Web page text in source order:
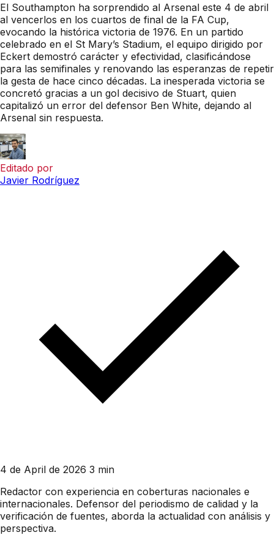
El Southampton ha sorprendido al Arsenal este 4 de abril
al vencerlos en los cuartos de final de la FA Cup,
evocando la histórica victoria de 1976. En un partido
celebrado en el St Mary’s Stadium, el equipo dirigido por
Eckert demostró carácter y efectividad, clasificándose
para las semifinales y renovando las esperanzas de repetir
la gesta de hace cinco décadas. La inesperada victoria se
concretó gracias a un gol decisivo de Stuart, quien
capitalizó un error del defensor Ben White, dejando al
Arsenal sin respuesta.
Editado por
Javier Rodríguez
4 de April de 2026 3 min
Redactor con experiencia en coberturas nacionales e
internacionales. Defensor del periodismo de calidad y la
verificación de fuentes, aborda la actualidad con análisis y
perspectiva.